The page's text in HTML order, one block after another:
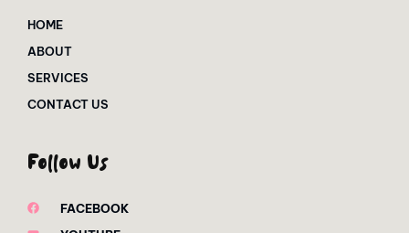
HOME
ABOUT
SERVICES
CONTACT US
Follow Us
FACEBOOK